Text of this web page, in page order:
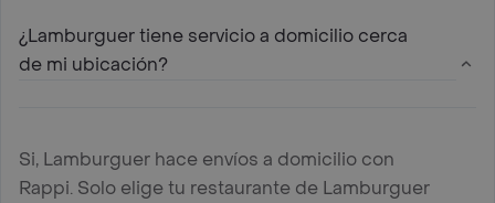
¿Lamburguer tiene servicio a domicilio cerca
de mi ubicación?
Si, Lamburguer hace envíos a domicilio con
Rappi. Solo elige tu restaurante de Lamburguer